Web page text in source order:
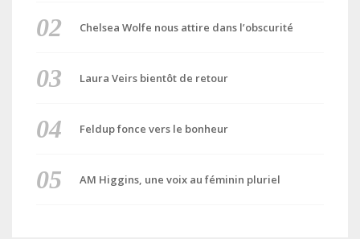
Chelsea Wolfe nous attire dans l’obscurité
Laura Veirs bientôt de retour
Feldup fonce vers le bonheur
AM Higgins, une voix au féminin pluriel